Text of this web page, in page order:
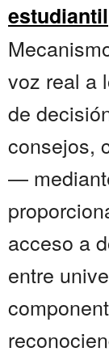
estudiantil
voz real a
de
consejos,
—
acceso a
entre